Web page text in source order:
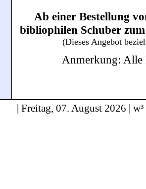
Ab einer Bestellung
bibliophilen Schuber
(Dieses Angebot
Anmerkung: Alle
| Freitag, 07. August 2026 |